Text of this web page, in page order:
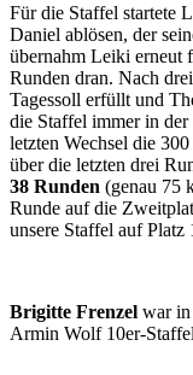
Für die Staffel startete
Daniel ablösen, der
übernahm Leiki erneut
Runden dran. Nach
Tagessoll erfüllt und
die Staffel immer in
letzten Wechsel die
über die letzten drei
38 Runden (genau 75
Runde auf die
unsere Staffel auf Platz
Brigitte Frenzel war in
Armin Wolf 10er-